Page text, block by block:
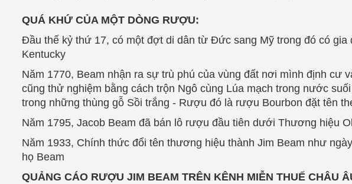
QUÁ KHỨ CỦA MỘT DÒNG RƯỢU:
Đầu thế kỷ thứ 17, có một đợt di dân từ Đức sang Mỹ trong đó có
Kentucky
Năm 1770, Beam nhận ra sự trù phú của vùng đất nơi mình định cư
cũng thử nghiệm bằng cách trộn Ngô cùng Lúa mạch trong nước
trong những thùng gỗ Sồi trắng - Rượu đó là rượu Bourbon đặt tên
Năm 1795, Jacob Beam đã bán lô rượu đầu tiên dưới Thương hiệu
Năm 1933, Chính thức đổi tên thương hiệu thành Jim Beam như
họ Beam
QUẢNG CÁO RƯỢU JIM BEAM TRÊN KÊNH MIỄN THUẾ CHÂU